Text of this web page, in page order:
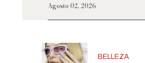
Agosto 02, 2026
BELLEZA